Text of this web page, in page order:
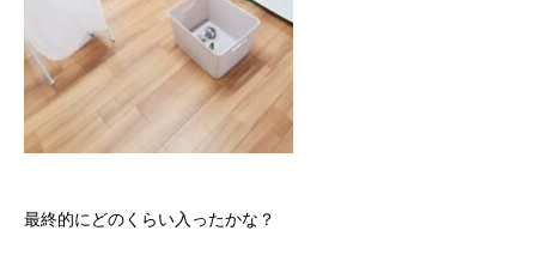
最終的にどのくらい入ったかな？